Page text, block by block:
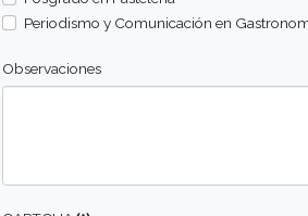
Metodologia
Campos de Acción